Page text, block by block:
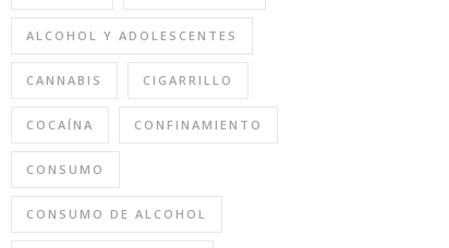
ALCOHOL Y ADOLESCENTES
CANNABIS CIGARRILLO
COCAÍNA CONFINAMIENTO
CONSUMO
CONSUMO DE ALCOHOL